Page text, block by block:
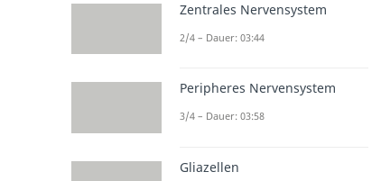
Zentrales Nervensystem
2/4 – Dauer: 03:44
Peripheres Nervensystem
3/4 – Dauer: 03:58
Gliazellen